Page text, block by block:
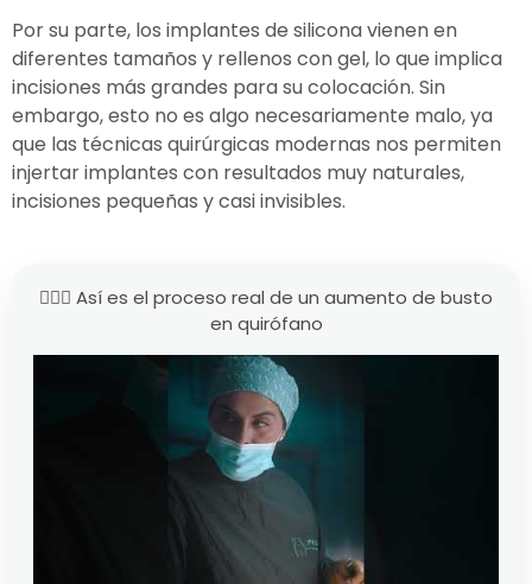
Por su parte, los implantes de silicona vienen en
diferentes tamaños y rellenos con gel, lo que implica
incisiones más grandes para su colocación. Sin
embargo, esto no es algo necesariamente malo, ya
que las técnicas quirúrgicas modernas nos permiten
injertar implantes con resultados muy naturales,
incisiones pequeñas y casi invisibles.
👩🏻‍⚕️ Así es el proceso real de un aumento de busto
en quirófano